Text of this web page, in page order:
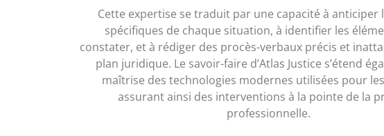
Cette expertise se traduit par une capacité à anticiper
spécifiques de chaque situation, à identifier les
constater, et à rédiger des procès-verbaux précis et
plan juridique. Le savoir-faire d’Atlas Justice s’étend
maîtrise des technologies modernes utilisées pour
assurant ainsi des interventions à la pointe de la
professionnelle.